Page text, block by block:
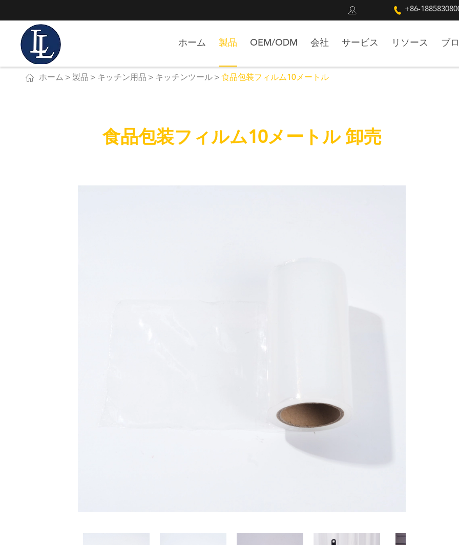
  +86-
ホーム 製品 OEM/ODM 会社 サービス リソース ブ
 ホーム 製品 キッチン用品 キッチンツール 食品包装フィルム10メートル
食品包装フィルム10メートル 卸売